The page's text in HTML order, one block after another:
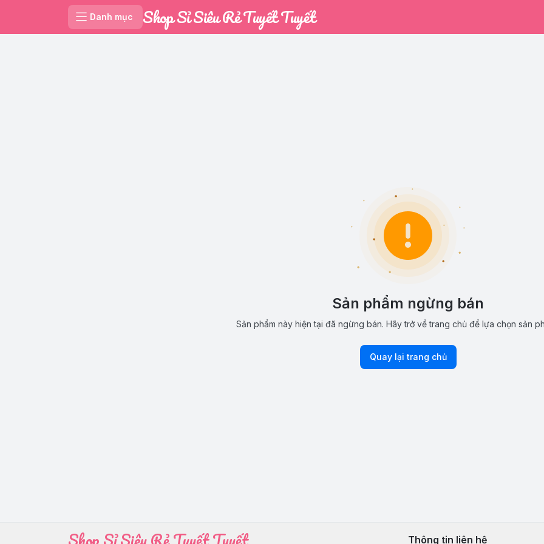
Danh mục Shop Sỉ Siêu Rẻ Tuyết Tuyết
Sản phẩm ngừng bán
Sản phẩm này hiện tại đã ngừng bán. Hãy trở về trang chủ để lựa chọn sản
Quay lại trang chủ
Thông tin liên hệ